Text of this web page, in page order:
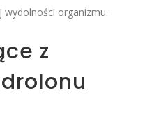
organizmu.
z